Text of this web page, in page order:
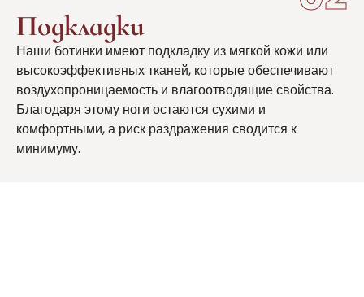
Подкладки
Наши ботинки имеют подкладку из мягкой кожи или
высокоэффективных тканей, которые обеспечивают
воздухопроницаемость и влагоотводящие свойства.
Благодаря этому ноги остаются сухими и
комфортными, а риск раздражения сводится к
минимуму.